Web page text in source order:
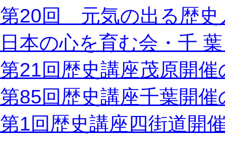
第20回 元気の出る歴
日本の心を育む会・千
第21回歴史講座茂原開催
第85回歴史講座千葉開催
第1回歴史講座四街道開